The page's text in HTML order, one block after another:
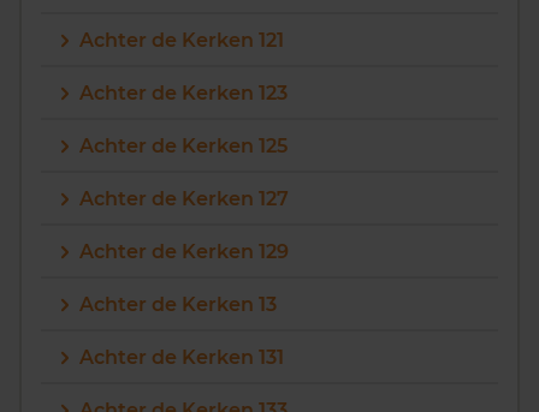
Achter de Kerken 121
Achter de Kerken 123
Achter de Kerken 125
Achter de Kerken 127
Achter de Kerken 129
Achter de Kerken 13
Achter de Kerken 131